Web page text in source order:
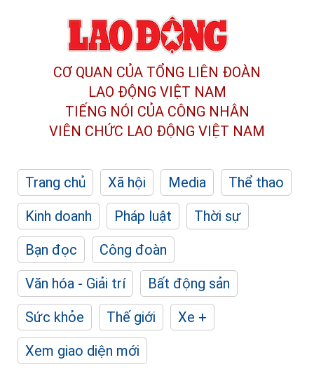
CƠ QUAN CỦA TỔNG LIÊN ĐOÀN
LAO ĐỘNG VIỆT NAM
TIẾNG NÓI CỦA CÔNG NHÂN
VIÊN CHỨC LAO ĐỘNG VIỆT NAM
Trang chủ Xã hội Media
Thể thao
Kinh doanh
Pháp luật
Thời sự
Bạn đọc
Công đoàn
Văn hóa - Giải trí
Bất động sản
Sức khỏe
Thế giới
Xe +
Xem giao diện mới